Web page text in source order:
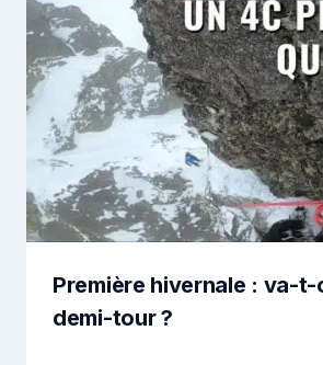
Première hivernale : va-
demi-tour ?